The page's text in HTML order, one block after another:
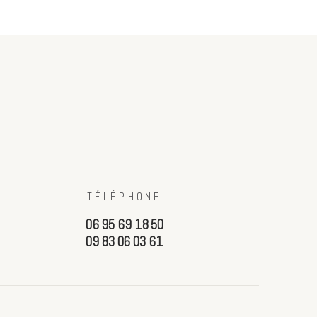
TÉLÉPHONE
06 95 69 18 50
09 83 06 03 61